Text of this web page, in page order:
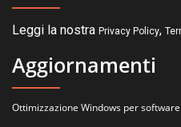
Leggi la nostra Privacy Policy,
Aggiornamenti
Ottimizzazione Windows per